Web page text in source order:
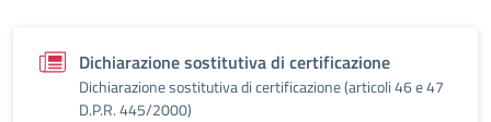
Dichiarazione sostitutiva di certificazione
Dichiarazione sostitutiva di certificazione (articoli 46 e 47
D.P.R. 445/2000)